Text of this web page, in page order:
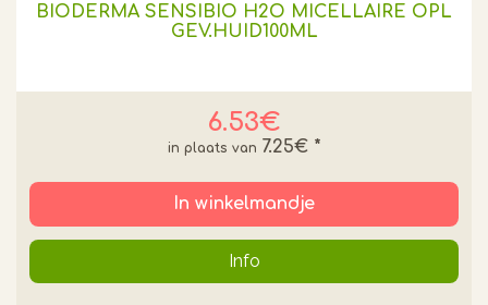
BIODERMA SENSIBIO H2O MICELLAIRE OPL
GEV.HUID100ML
6.53€
7.25€ *
In winkelmandje
Info